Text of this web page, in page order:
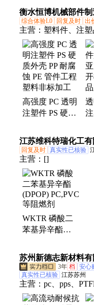
家 用于PC PA
PET 工程塑料
衡水恒博机械部件制
综合体验L0 回复及时 出
主营： 塑料件、注
配件、塑料模具、
非标塑胶、工程塑
备、塑料直齿轮、
业塑料齿轮、塑料
龙配件、塑胶配件
轮、尼龙衬套轴套
高强度 PC 透明
注塑件 PS 硬质
PE 管件工程塑
料非标加工
江苏维科特瑞化工有
回复及时 真实性已核验
主营： []
WKTR 磷酸二
苯基异辛酯
等阻燃剂
苏州新德志新材料有
3年 档 安心
真实性已核验 江苏苏州
主营： pc、pps、